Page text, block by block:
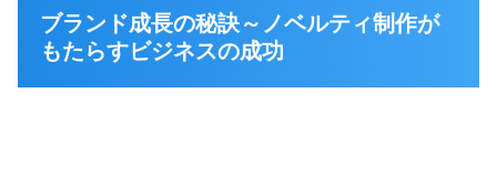
ブランド成長の秘訣～ノベルティ制作が
もたらすビジネスの成功